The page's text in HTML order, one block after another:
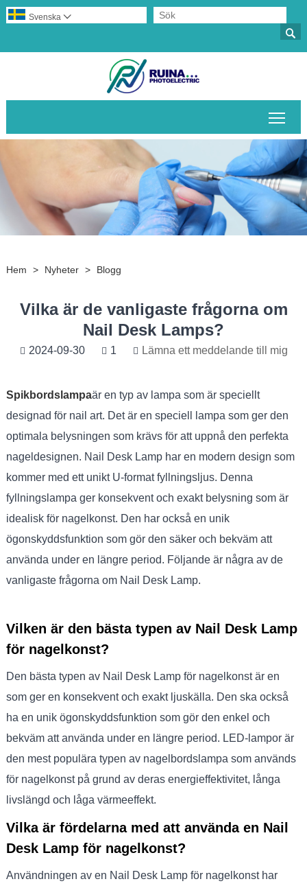

Svenska 
Hem > Nyheter > Blogg
Vilka är de vanligaste frågorna om
Nail Desk Lamps?
2024-09-30 1 Lämna ett meddelande till mig
Spikbordslampaär en typ av lampa som är speciellt
designad för nail art. Det är en speciell lampa som ger den
optimala belysningen som krävs för att uppnå den perfekta
nageldesignen. Nail Desk Lamp har en modern design som
kommer med ett unikt U-format fyllningsljus. Denna
fyllningslampa ger konsekvent och exakt belysning som är
idealisk för nagelkonst. Den har också en unik
ögonskyddsfunktion som gör den säker och bekväm att
använda under en längre period. Följande är några av de
vanligaste frågorna om Nail Desk Lamp.
Vilken är den bästa typen av Nail Desk Lamp
för nagelkonst?
Den bästa typen av Nail Desk Lamp för nagelkonst är en
som ger en konsekvent och exakt ljuskälla. Den ska också
ha en unik ögonskyddsfunktion som gör den enkel och
bekväm att använda under en längre period. LED-lampor är
den mest populära typen av nagelbordslampa som används
för nagelkonst på grund av deras energieffektivitet, långa
livslängd och låga värmeeffekt.
Vilka är fördelarna med att använda en Nail
Desk Lamp för nagelkonst?
Användningen av en Nail Desk Lamp för nagelkonst har